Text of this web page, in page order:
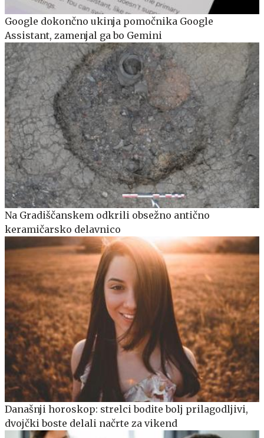
Google dokončno ukinja pomočnika Google
Assistant, zamenjal ga bo Gemini
Na Gradiščanskem odkrili obsežno antično
keramičarsko delavnico
Današnji horoskop: strelci bodite bolj prilagodljivi,
dvojčki boste delali načrte za vikend